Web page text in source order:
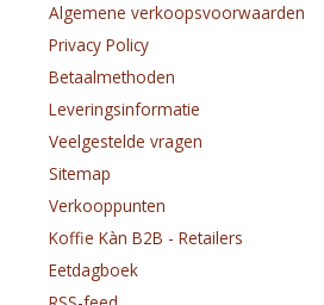
Algemene verkoopsvoorwaarden
Privacy Policy
Betaalmethoden
Leveringsinformatie
Veelgestelde vragen
Sitemap
Verkooppunten
Koffie Kàn B2B - Retailers
Eetdagboek